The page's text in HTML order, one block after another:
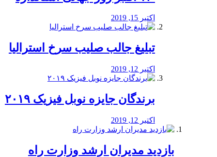
اکتبر 15, 2019
تبلیغ جالب صلیب سرخ استرالیا
اکتبر 12, 2019
برندگان جایزه نوبل فیزیک ۲۰۱۹
اکتبر 12, 2019
بازدید مدیران ارشد وزارت راه